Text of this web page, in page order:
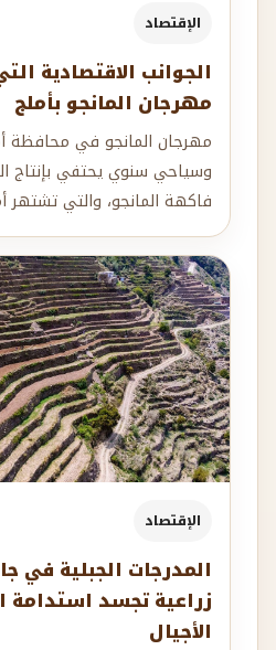
الإقتصاد
الجوانب الاقتصادية
مهرجان المانجو بأملج
وسياحي سنوي يحتفي بإنتاج
فاكهة المانجو، والتي تشتهر
الإقتصاد
المدرجات الجبلية في
زراعية تجسد استدامة
الأجيال